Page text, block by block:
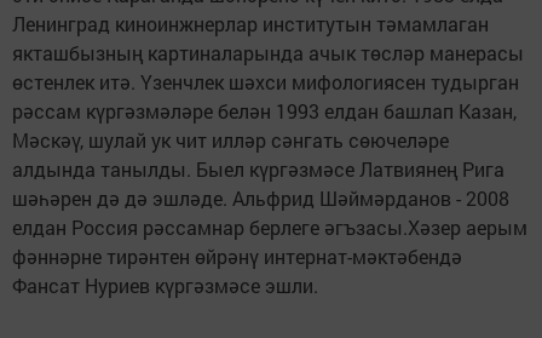
Ленинград киноинжнерлар институтын тәмамлаган
якташбызның картиналарында ачык төсләр манерасы
өстенлек итә. Үзенчлек шәхси мифологиясен тудырган
рәссам күргәзмәләре белән 1993 елдан башлап Казан,
Мәскәү, шулай ук чит илләр сәнгать сөючеләре
алдында танылды. Быел күргәзмәсе Латвиянең Рига
шәһәрен дә дә эшләде. Альфрид Шәймәрданов - 2008
елдан Россия рәссамнар берлеге әгъзасы.Хәзер аерым
фәннәрне тирәнтен өйрәнү интернат-мәктәбендә
Фансат Нуриев күргәзмәсе эшли.